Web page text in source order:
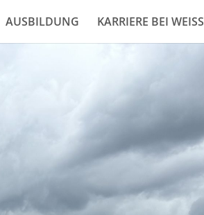
AUSBILDUNG KARRIERE BEI WEISS